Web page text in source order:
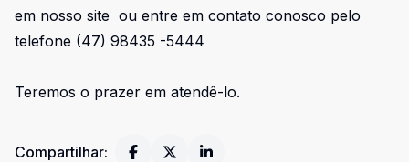
em nosso site ou entre em contato conosco pelo
telefone (47) 98435 -5444
Teremos o prazer em atendê-lo.
Compartilhar: